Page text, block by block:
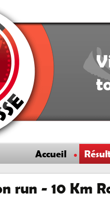
Accueil
run - 10 Km